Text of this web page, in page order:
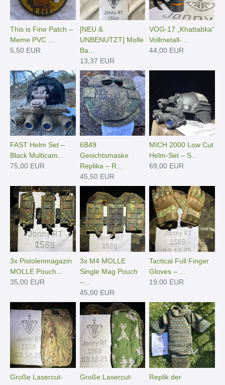
This is Fine Patch –
Meme PVC ...
5,50 EUR
[NEU &
UNBENUTZT] Molle
Ba...
13,37 EUR
VOG-17 „Khattabka“
Vollmetall-...
44,00 EUR
FAST Helm Set –
Black Multicam...
75,00 EUR
6B49
Gesichtsmaske
Replika – R...
45,50 EUR
MICH 2000 Low Cut
Helm-Set – S...
69,00 EUR
3x Pistolenmagazin
MOLLE Pouch...
35,00 EUR
3x M4 MOLLE
Single Mag Pouch
–...
45,00 EUR
Tactical Full Finger
Gloves – ...
19,00 EUR
Große Lasercut-
Große Lasercut-
Replik der